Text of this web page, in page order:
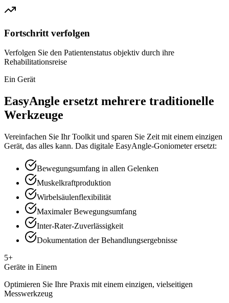
Fortschritt verfolgen
Verfolgen Sie den Patientenstatus objektiv durch ihre
Rehabilitationsreise
Ein Gerät
EasyAngle ersetzt mehrere traditionelle
Werkzeuge
Vereinfachen Sie Ihr Toolkit und sparen Sie Zeit mit einem einzigen
Gerät, das alles kann. Das digitale EasyAngle-Goniometer ersetzt:
Bewegungsumfang in allen Gelenken
Muskelkraftproduktion
Wirbelsäulenflexibilität
Maximaler Bewegungsumfang
Inter-Rater-Zuverlässigkeit
Dokumentation der Behandlungsergebnisse
5+
Geräte in Einem
Optimieren Sie Ihre Praxis mit einem einzigen, vielseitigen
Messwerkzeug